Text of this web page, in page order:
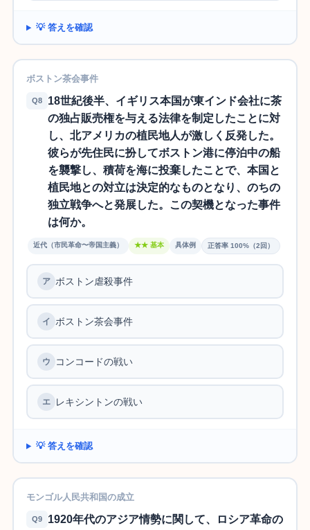
💡 答えを確認
ボストン茶会事件
Q8
18世紀後半、イギリス本国が東インド会社に茶
の独占販売権を与える法律を制定したことに対
し、北アメリカの植民地人が激しく反発した。
彼らが先住民に扮してボストン港に停泊中の船
を襲撃し、積荷を海に投棄したことで、本国と
植民地との対立は決定的なものとなり、のちの
独立戦争へと発展した。この契機となった事件
は何か。
近代（市民革命〜帝国主義） ★★ 基本 具体例 正答率 100%（2回）
ア ボストン虐殺事件
イ ボストン茶会事件
ウ コンコードの戦い
エ レキシントンの戦い
💡 答えを確認
モンゴル人民共和国の成立
Q9
1920年代のアジア情勢に関して、ロシア革命の